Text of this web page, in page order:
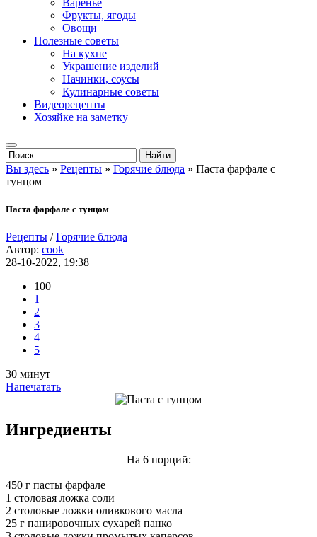
Варенье
Фрукты, ягоды
Овощи
Полезные советы
На кухне
Украшение изделий
Начинки, соусы
Кулинарные советы
Видеорецепты
Хозяйке на заметку
Вы здесь » Рецепты » Горячие блюда » Паста фарфале с
тунцом
Паста фарфале с тунцом
Рецепты /Горячие блюда
Автор: cook
28-10-2022, 19:38
100
1
2
3
4
5
30 минут
Напечатать
Ингредиенты
На 6 порций:
450 г пасты фарфале
1 столовая ложка соли
2 столовые ложки оливкового масла
25 г панировочных сухарей панко